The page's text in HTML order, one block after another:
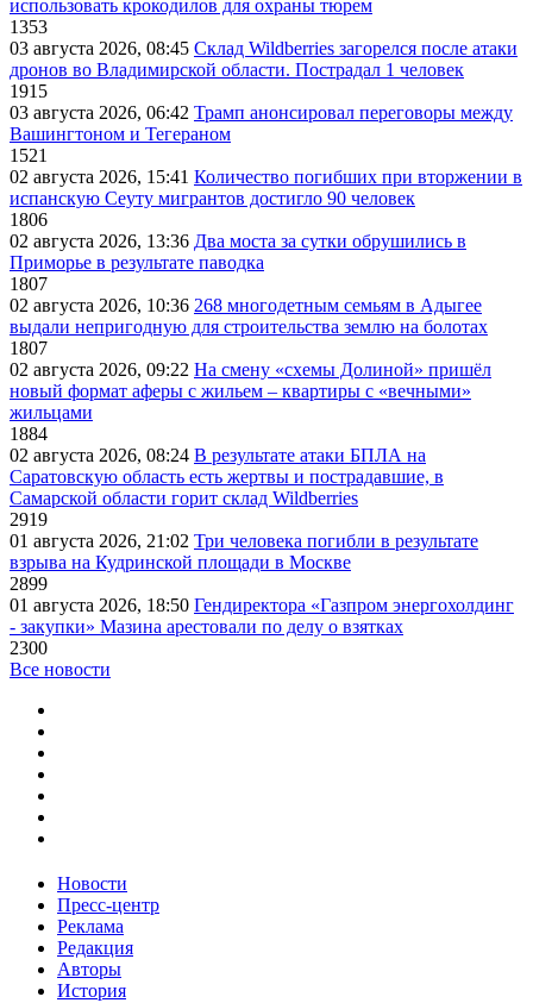
использовать крокодилов для охраны тюрем
1353
03 августа 2026, 08:45 Склад Wildberries загорелся после атаки
дронов во Владимирской области. Пострадал 1 человек
1915
03 августа 2026, 06:42 Трамп анонсировал переговоры между
Вашингтоном и Тегераном
1521
02 августа 2026, 15:41 Количество погибших при вторжении в
испанскую Сеуту мигрантов достигло 90 человек
1806
02 августа 2026, 13:36 Два моста за сутки обрушились в
Приморье в результате паводка
1807
02 августа 2026, 10:36 268 многодетным семьям в Адыгее
выдали непригодную для строительства землю на болотах
1807
02 августа 2026, 09:22 На смену «схемы Долиной» пришёл
новый формат аферы с жильем – квартиры с «вечными»
жильцами
1884
02 августа 2026, 08:24 В результате атаки БПЛА на
Саратовскую область есть жертвы и пострадавшие, в
Самарской области горит склад Wildberries
2919
01 августа 2026, 21:02 Три человека погибли в результате
взрыва на Кудринской площади в Москве
2899
01 августа 2026, 18:50 Гендиректора «Газпром энергохолдинг
- закупки» Мазина арестовали по делу о взятках
2300
Все новости
Новости
Пресс-центр
Реклама
Редакция
Авторы
История